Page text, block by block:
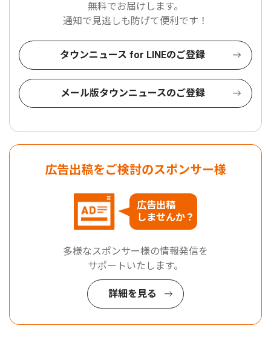
無料でお届けします。
通知で見逃しも防げて便利です！
タウンニュース for LINEのご登録
メール版タウンニュースのご登録
広告出稿をご検討のスポンサー様
広告出稿
しませんか？
多様なスポンサー様の情報発信を
サポートいたします。
詳細を見る